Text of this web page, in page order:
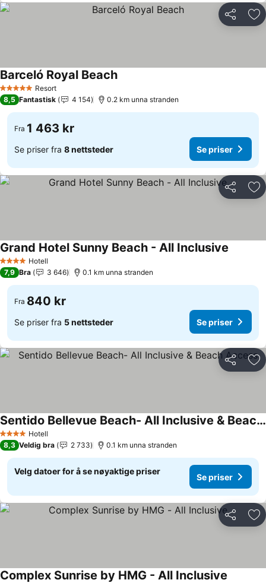
Del
5 Stjerner Resort
Barceló Royal BeachSe priser
8,5 Fantastisk 4 154 0.2 km unna stranden
Fra 1 463 kr
Se priser fra 8 nettsteder Se priser
Del
4 StjernerHotell
Grand Hotel Sunny Beach - All Inclusive
7,9 Bra 3 646 0.1 km unna stranden
Fra 840 kr
Se priser fra 5 nettsteder Se priser
Del
4 StjernerHotell
Sentido Bellevue Beach- All Inclusive & Beach Access
Se priser
8,3 Veldig bra 2 733 0.1 km unna stranden
Velg datoer for å se nøyaktige priser
Se priser
Del
Complex Sunrise by HMG - All Inclusive